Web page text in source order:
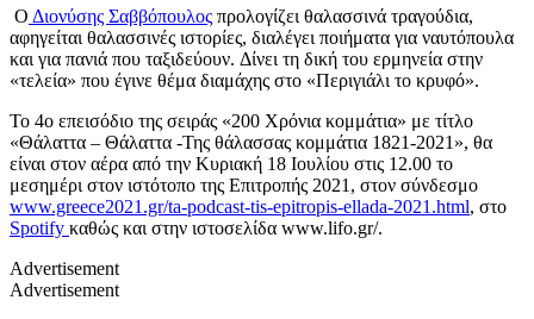
Ο Διονύσης Σαββόπουλος προλογίζει θαλασσινά τραγούδια,
αφηγείται θαλασσινές ιστορίες, διαλέγει ποιήματα για ναυτόπουλα
και για πανιά που ταξιδεύουν. Δίνει τη δική του ερμηνεία στην
«τελεία» που έγινε θέμα διαμάχης στο «Περιγιάλι το κρυφό».
Το 4ο επεισόδιο της σειράς «200 Χρόνια κομμάτια» με τίτλο
«Θάλαττα – Θάλαττα -Της θάλασσας κομμάτια 1821-2021», θα
είναι στον αέρα από την Κυριακή 18 Ιουλίου στις 12.00 το
μεσημέρι στον ιστότοπο της Επιτροπής 2021, στον σύνδεσμο
www.greece2021.gr/ta-podcast-tis-epitropis-ellada-2021.html, στο
Spotify καθώς και στην ιστοσελίδα www.lifo.gr/.
Advertisement
Advertisement